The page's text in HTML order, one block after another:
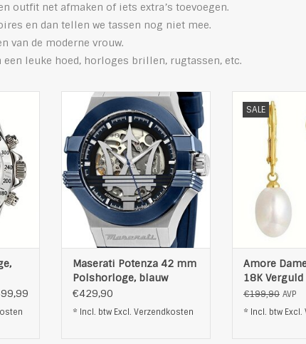
outfit net afmaken of iets extra’s toevoegen.
en dan tellen we tassen nog niet mee.
van de moderne vrouw.
leuke hoed, horloges brillen, rugtassen, etc.
de
14
Mooie Horloge van Maserati
Dit Maserati horloge heeft een
roestvrijstalen kast
Dit Maserati Potenza horloge
heeft een zowel een sportieve
en klassieke uitstraling.
Overige:
COLLECTIE : POTENZA
HORLOGEKAST MATERIAAL:
Roestvrijstaal
TOEVOEGEN AAN WINKELWAGEN
Maserati Potenza 42 mm
Polshorloge, blauw
€429,90
* Incl. btw Excl. Verzendkosten
SALE
Stijlvol design
Dit sieraad is
liefde
ieder
Het design is
gaat
gemaakt van
duurzaam
TOEVOEGEN
Amore
18K Verguld
Ingelegde
€199,90 AVP
* Incl. btw Excl.